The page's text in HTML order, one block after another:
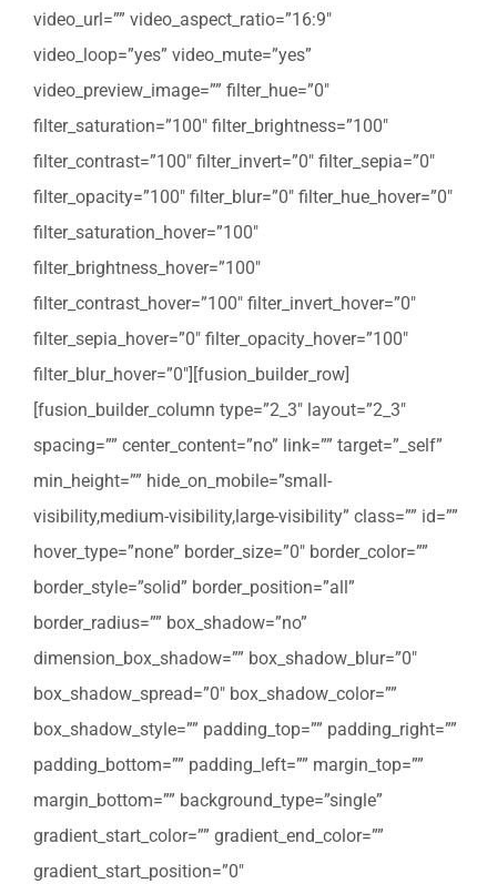
video_url=”” video_aspect_ratio=”16:9″
video_loop=”yes” video_mute=”yes”
video_preview_image=”” filter_hue=”0″
filter_saturation=”100″ filter_brightness=”100″
filter_contrast=”100″ filter_invert=”0″ filter_sepia=”0″
filter_opacity=”100″ filter_blur=”0″ filter_hue_hover=”0″
filter_saturation_hover=”100″
filter_brightness_hover=”100″
filter_contrast_hover=”100″ filter_invert_hover=”0″
filter_sepia_hover=”0″ filter_opacity_hover=”100″
filter_blur_hover=”0″][fusion_builder_row]
[fusion_builder_column type=”2_3″ layout=”2_3″
spacing=”” center_content=”no” link=”” target=”_self”
min_height=”” hide_on_mobile=”small-
visibility,medium-visibility,large-visibility” class=”” id=””
hover_type=”none” border_size=”0″ border_color=””
border_style=”solid” border_position=”all”
border_radius=”” box_shadow=”no”
dimension_box_shadow=”” box_shadow_blur=”0″
box_shadow_spread=”0″ box_shadow_color=””
box_shadow_style=”” padding_top=”” padding_right=””
padding_bottom=”” padding_left=”” margin_top=””
margin_bottom=”” background_type=”single”
gradient_start_color=”” gradient_end_color=””
gradient_start_position=”0″